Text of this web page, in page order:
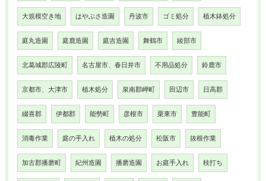
大規模空き地 はやぶさ造園 丹波市 ゴミ処分 植木鉢処分
庭丸造園 庭鹿造園 庭吉造園 舞鶴市 綾部市
北葛城郡広陵町 名古屋市、春日井市 不用品処分 鈴鹿市
京都市、大津市 植木処分 泉南郡岬町 田辺市 日高郡
綴喜郡 伊都郡 能勢町 彦根市 栗東市 豊能町
消毒作業 庭の手入れ 植木の処分 松阪市 抜根作業
加古郡播磨町 紀州造園 播磨造園 お庭手入れ 枝打ち